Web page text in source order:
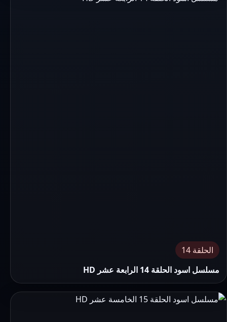
الحلقة 14
مسلسل اسود الحلقة 14 الرابعة عشر HD